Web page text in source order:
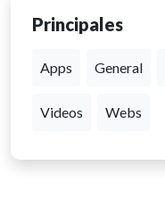
Principales
Apps General
Videos Webs